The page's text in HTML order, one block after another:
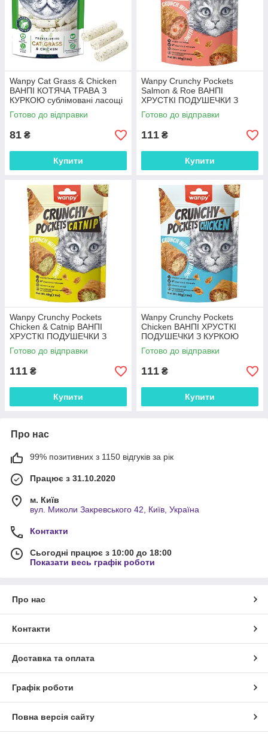
Wanpy Cat Grass & Chicken
ВАНПІ КОТЯЧА ТРАВА З
КУРКОЮ сублімовані ласощі
для котів
Готово до відправки
81 ₴
Купити
Wanpy Crunchy Pockets
Salmon & Roe ВАНПІ
ХРУСТКІ ПОДУШЕЧКИ З
ЛОСОСЕМ ТА ІКРОЮ ласощі
для котів
Готово до відправки
111 ₴
Купити
Wanpy Crunchy Pockets
Chicken & Catnip ВАНПІ
ХРУСТКІ ПОДУШЕЧКИ З
КУРКОЮ ТА КОТЯЧОЮ
М’ЯТОЮ ласощі для котів
Готово до відправки
111 ₴
Купити
Wanpy Crunchy Pockets
Chicken ВАНПІ ХРУСТКІ
ПОДУШЕЧКИ З КУРКОЮ
ласощі для котів
Готово до відправки
111 ₴
Купити
Про нас
99% позитивних з 1150 відгуків за рік
Працює з 31.10.2020
м. Київ
вул. Миколи Закревського 42, Київ, Україна
Контакти
Сьогодні працює з 10:00 до 18:00
Показати весь графік роботи
Про нас
Контакти
Доставка та оплата
Графік роботи
Повна версія сайту